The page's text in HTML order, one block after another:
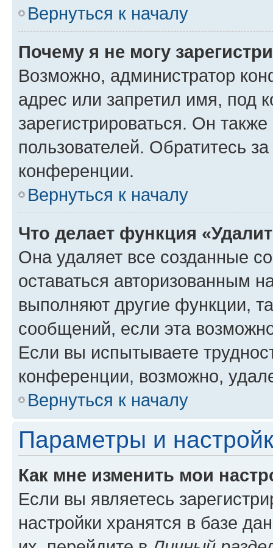
Вернуться к началу
Почему я не могу
Возможно, администратор
адрес или запретил имя, под
зарегистрироваться. Он
пользователей. Обратитесь
конференции.
Вернуться к началу
Что делает функция
Она удаляет все созданные
оставаться авторизованным
выполняют другие функции,
сообщений, если эта
Если вы испытываете
конференции, возможно,
Вернуться к началу
Параметры и
Как мне изменить мои
Если вы являетесь
настройки хранятся в базе